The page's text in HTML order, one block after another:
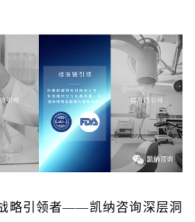
略引领者——凯纳咨询深层洞